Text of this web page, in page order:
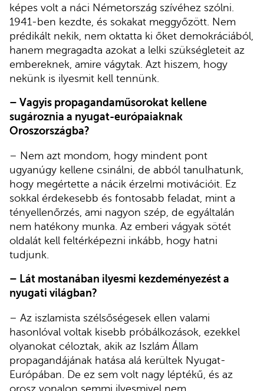
képes volt a náci Németország szívéhez szólni.
1941-ben kezdte, és sokakat meggyőzött. Nem
prédikált nekik, nem oktatta ki őket demokráciából,
hanem megragadta azokat a lelki szükségleteit az
embereknek, amire vágytak. Azt hiszem, hogy
nekünk is ilyesmit kell tennünk.
– Vagyis propagandaműsorokat kellene
sugároznia a nyugat-európaiaknak
Oroszországba?
– Nem azt mondom, hogy mindent pont
ugyanúgy kellene csinálni, de abból tanulhatunk,
hogy megértette a nácik érzelmi motivációit. Ez
sokkal érdekesebb és fontosabb feladat, mint a
tényellenőrzés, ami nagyon szép, de egyáltalán
nem hatékony munka. Az emberi vágyak sötét
oldalát kell feltérképezni inkább, hogy hatni
tudjunk.
– Lát mostanában ilyesmi kezdeményezést a
nyugati világban?
– Az iszlamista szélsőségesek ellen valami
hasonlóval voltak kisebb próbálkozások, ezekkel
olyanokat céloztak, akik az Iszlám Állam
propagandájának hatása alá kerültek Nyugat-
Európában. De ez sem volt nagy léptékű, és az
orosz vonalon semmi ilyesmivel nem